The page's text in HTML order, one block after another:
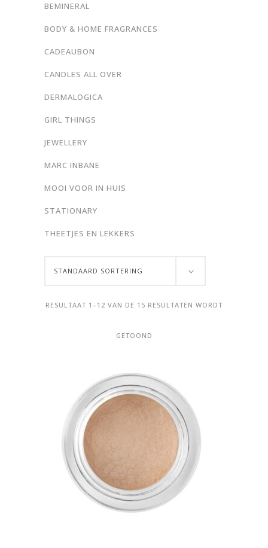
STANDAARD SORTERING
RESULTAAT 1–12 VAN DE 15 RESULTATEN WORDT
GETOOND
BEMINERAL
BODY & HOME FRAGRANCES
CADEAUBON
CANDLES ALL OVER
DERMALOGICA
GIRL THINGS
JEWELLERY
MARC INBANE
MOOI VOOR IN HUIS
STATIONARY
THEETJES EN LEKKERS